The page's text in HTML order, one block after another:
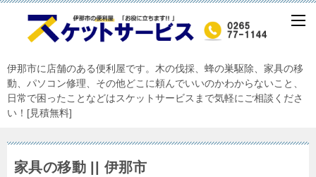
伊那市に店舗のある便利屋です。木の伐採、蜂の巣駆除、家具の移
動、パソコン修理、その他どこに頼んでいいのかわからないこと、
日常で困ったことなどはスケットサービスまで気軽にご相談くださ
い！[見積無料]
家具の移動 || 伊那市